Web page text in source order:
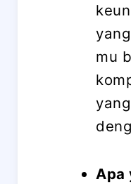
mu
Apa